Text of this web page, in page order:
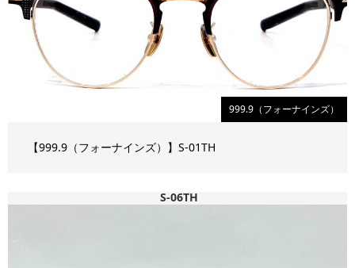
999.9（フォーナインズ）
【999.9（フォーナインズ）】S-01TH
S-06TH